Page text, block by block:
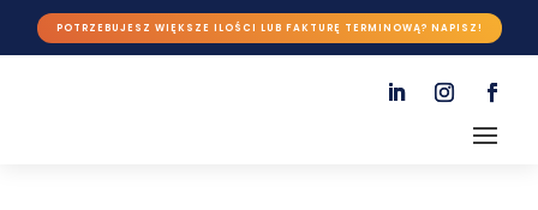
POTRZEBUJESZ WIĘKSZE ILOŚCI LUB FAKTURĘ TERMINOWĄ? NAPISZ!